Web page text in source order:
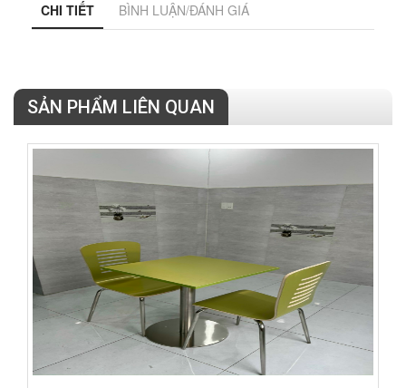
CHI TIẾT BÌNH LUẬN/ĐÁNH GIÁ
SẢN PHẨM LIÊN QUAN